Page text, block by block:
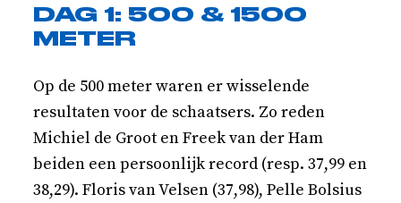
DAG 1: 500 & 1500
METER
Op de 500 meter waren er wisselende
resultaten voor de schaatsers. Zo reden
Michiel de Groot en Freek van der Ham
beiden een persoonlijk record (resp. 37,99 en
38,29). Floris van Velsen (37,98), Pelle Bolsius